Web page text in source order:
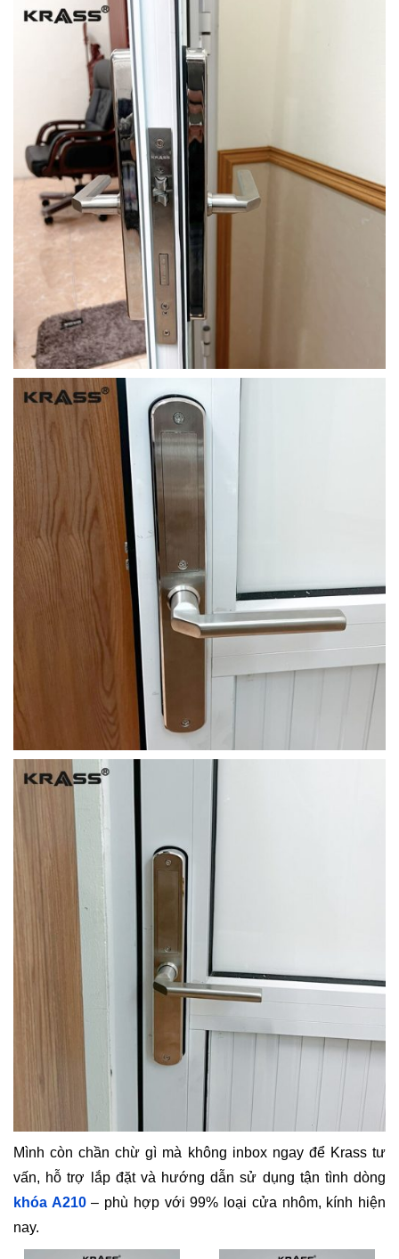
Mình còn chần chừ gì mà không inbox ngay để Krass tư
vấn, hỗ trợ lắp đặt và hướng dẫn sử dụng tận tình dòng
khóa A210– phù hợp với 99% loại cửa nhôm, kính hiện
nay.